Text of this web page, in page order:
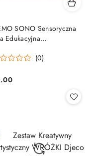
SONO Sensoryczna
Edukacyjna
3 +
(0)